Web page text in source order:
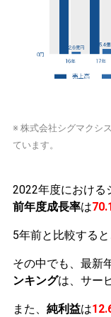
※ 株式会社シグマクシ
ています。
2022年度における
前年度成長率は
5年前と比較すると
その中でも、最新
ンキングは、サー
また、 純利益は